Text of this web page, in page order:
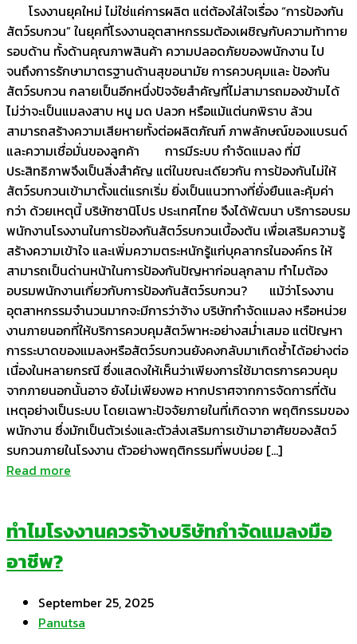
โรงงานยุคใหม่ ไม่ใช่แค่การผลิต แต่ต้องใส่ใจเรื่อง “การป้องกัน
สัตว์รบกวน” ในยุคที่โรงงานอุตสาหกรรมต้องเผชิญกับความท้าทาย
รอบด้าน ทั้งด้านคุณภาพสินค้า ความปลอดภัยของพนักงาน ไป
จนถึงการรักษามาตรฐานด้านสุขอนามัย การควบคุมและ ป้องกัน
สัตว์รบกวน กลายเป็นอีกหนึ่งปัจจัยสำคัญที่ไม่สามารถมองข้ามได้
ไม่ว่าจะเป็นแมลงสาบ หนู มด ปลวก หรือแม้แต่นกพิราบ ล้วน
สามารถสร้างความเสียหายทั้งต่อผลิตภัณฑ์ ภาพลักษณ์ของแบรนด์
และความเชื่อมั่นของลูกค้า การมีระบบ กำจัดแมลง ที่มี
ประสิทธิภาพจึงเป็นสิ่งสำคัญ แต่ในขณะเดียวกัน การป้องกันไม่ให้
สัตว์รบกวนเข้ามาตั้งแต่แรกเริ่ม ยิ่งเป็นแนวทางที่ยั่งยืนและคุ้มค่า
กว่า ด้วยเหตุนี้ บริษัทซานิโปร ประเทศไทย จึงได้พัฒนา บริการอบรม
พนักงานโรงงานในการป้องกันสัตว์รบกวนเบื้องต้น เพื่อเสริมความรู้
สร้างความเข้าใจ และเพิ่มความตระหนักรู้แก่บุคลากรในองค์กร ให้
สามารถเป็นด่านหน้าในการป้องกันปัญหาก่อนลุกลาม ทำไมต้อง
อบรมพนักงานเกี่ยวกับการป้องกันสัตว์รบกวน? แม้ว่าโรงงาน
อุตสาหกรรมจำนวนมากจะมีการว่าจ้าง บริษัทกำจัดแมลง หรือหน่วย
งานภายนอกที่ให้บริการควบคุมสัตว์พาหะอย่างสม่ำเสมอ แต่ปัญหา
การระบาดของแมลงหรือสัตว์รบกวนยังคงกลับมาเกิดซ้ำได้อย่างต่อ
เนื่องในหลายกรณี ซึ่งแสดงให้เห็นว่าเพียงการใช้มาตรการควบคุม
จากภายนอกนั้นอาจ ยังไม่เพียงพอ หากปราศจากการจัดการที่ต้น
เหตุอย่างเป็นระบบ โดยเฉพาะปัจจัยภายในที่เกิดจาก พฤติกรรมของ
พนักงาน ซึ่งมักเป็นตัวเร่งและตัวส่งเสริมการเข้ามาอาศัยของสัตว์
รบกวนภายในโรงงาน ตัวอย่างพฤติกรรมที่พบบ่อย […]
Read more
ทำไมโรงงานควรจ้างบริษัทกำจัดแมลงมือ
อาชีพ?
September 25, 2025
Panutsa